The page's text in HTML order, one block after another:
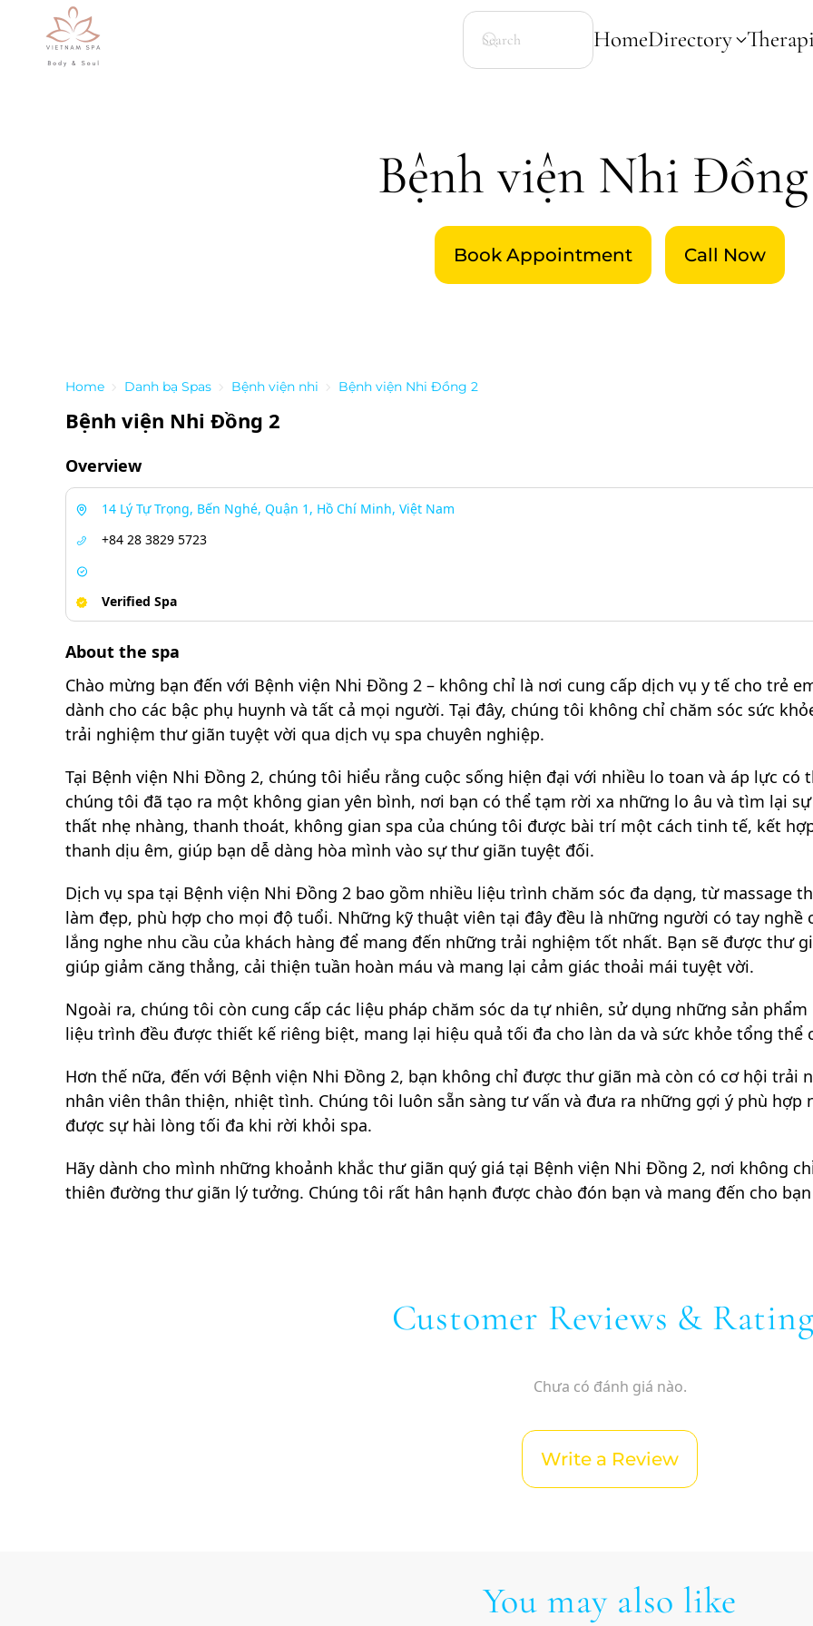
Skip to main content HomeDirectory
Bệnh viện Nhi
Book Appointment Call Now
Home Danh bạ Spas Bệnh viện nhi Bệnh viện Nhi Đồng 2
Bệnh viện Nhi Đồng 2
Overview
14 Lý Tự Trọng, Bến Nghé, Quận 1, Hồ Chí Minh, Việt Nam
+84 28 3829 5723
Verified Spa
About the spa
Chào mừng bạn đến với Bệnh viện Nhi Đồng 2 – không chỉ là nơi cung cấp dịch vụ y tế cho trẻ
dành cho các bậc phụ huynh và tất cả mọi người. Tại đây, chúng tôi không chỉ chăm sóc sức
trải nghiệm thư giãn tuyệt vời qua dịch vụ spa chuyên nghiệp.
Tại Bệnh viện Nhi Đồng 2, chúng tôi hiểu rằng cuộc sống hiện đại với nhiều lo toan và áp lực
chúng tôi đã tạo ra một không gian yên bình, nơi bạn có thể tạm rời xa những lo âu và tìm lại
thất nhẹ nhàng, thanh thoát, không gian spa của chúng tôi được bài trí một cách tinh tế, kết
thanh dịu êm, giúp bạn dễ dàng hòa mình vào sự thư giãn tuyệt đối.
Dịch vụ spa tại Bệnh viện Nhi Đồng 2 bao gồm nhiều liệu trình chăm sóc đa dạng, từ massage
làm đẹp, phù hợp cho mọi độ tuổi. Những kỹ thuật viên tại đây đều là những người có tay nghề
lắng nghe nhu cầu của khách hàng để mang đến những trải nghiệm tốt nhất. Bạn sẽ được thư
giúp giảm căng thẳng, cải thiện tuần hoàn máu và mang lại cảm giác thoải mái tuyệt vời.
Ngoài ra, chúng tôi còn cung cấp các liệu pháp chăm sóc da tự nhiên, sử dụng những sản
liệu trình đều được thiết kế riêng biệt, mang lại hiệu quả tối đa cho làn da và sức khỏe tổng thể
Hơn thế nữa, đến với Bệnh viện Nhi Đồng 2, bạn không chỉ được thư giãn mà còn có cơ hội
nhân viên thân thiện, nhiệt tình. Chúng tôi luôn sẵn sàng tư vấn và đưa ra những gợi ý phù hợp
được sự hài lòng tối đa khi rời khỏi spa.
Hãy dành cho mình những khoảnh khắc thư giãn quý giá tại Bệnh viện Nhi Đồng 2, nơi không
thiên đường thư giãn lý tưởng. Chúng tôi rất hân hạnh được chào đón bạn và mang đến cho
Customer Reviews &
Chưa có đánh giá nào.
Write a Review
You may also like